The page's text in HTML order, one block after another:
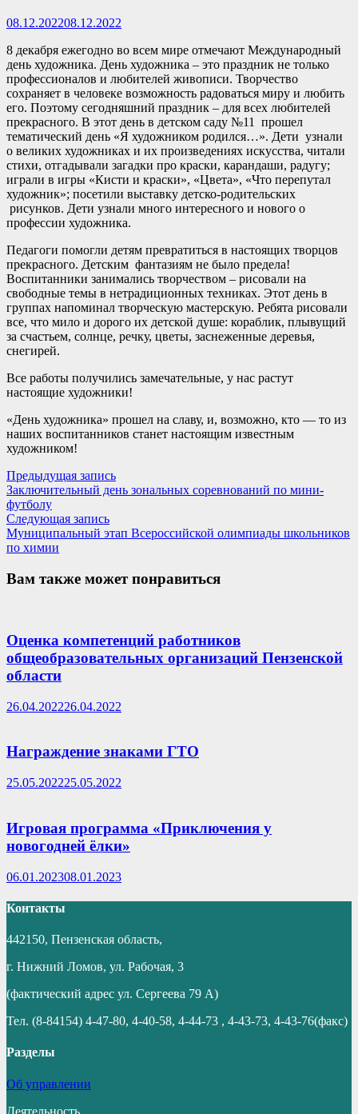
08.12.202208.12.2022
8 декабря ежегодно во всем мире отмечают Международный
день художника. День художника – это праздник не только
профессионалов и любителей живописи. Творчество
сохраняет в человеке возможность радоваться миру и любить
его. Поэтому сегодняшний праздник – для всех любителей
прекрасного. В этот день в детском саду №11 прошел
тематический день «Я художником родился…». Дети узнали
о великих художниках и их произведениях искусства, читали
стихи, отгадывали загадки про краски, карандаши, радугу;
играли в игры «Кисти и краски», «Цвета», «Что перепутал
художник»; посетили выставку детско-родительских
рисунков. Дети узнали много интересного и нового о
профессии художника.
Педагоги помогли детям превратиться в настоящих творцов
прекрасного. Детским фантазиям не было предела!
Воспитанники занимались творчеством – рисовали на
свободные темы в нетрадиционных техниках. Этот день в
группах напоминал творческую мастерскую. Ребята рисовали
все, что мило и дорого их детской душе: кораблик, плывущий
за счастьем, солнце, речку, цветы, заснеженные деревья,
снегирей.
Все работы получились замечательные, у нас растут
настоящие художники!
«День художника» прошел на славу, и, возможно, кто — то из
наших воспитанников станет настоящим известным
художником!
Навигация
по
записям
Предыдущая записьПредыдущая
запись:
Заключительный день зональных соревнований по мини-
футболу
Следующая записьСледующая
запись:
Муниципальный этап Всероссийской олимпиады школьников
по химии
Вам также может понравиться
Оценка компетенций работников
общеобразовательных организаций Пензенской
области
26.04.202226.04.2022
Награждение знаками ГТО
25.05.202225.05.2022
Игровая программа «Приключения у
новогодней ёлки»
06.01.202308.01.2023
Контакты
442150, Пензенская область,
г. Нижний Ломов, ул. Рабочая, 3
(фактический адрес ул. Сергеева 79 А)
Тел. (8-84154) 4-47-80, 4-40-58, 4-44-73 , 4-43-73, 4-43-76(факс)
Разделы
Об управлении
Деятельность